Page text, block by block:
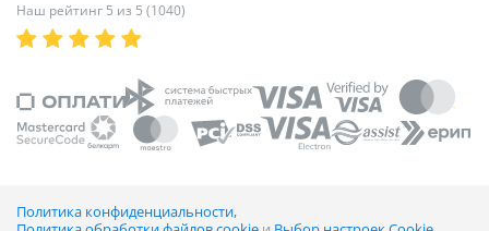
Наш рейтинг 5 из 5 (1040)
Политика конфиденциальности,